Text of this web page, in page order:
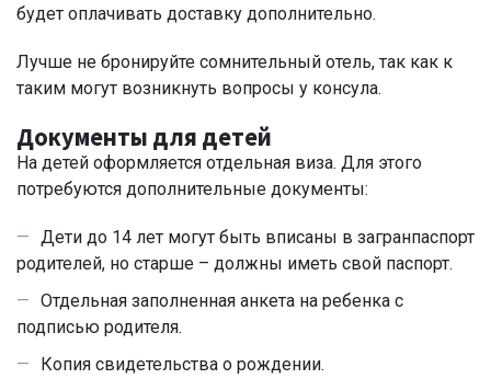
будет оплачивать доставку дополнительно.
Лучше не бронируйте сомнительный отель, так как к
таким могут возникнуть вопросы у консула.
Документы для детей
На детей оформляется отдельная виза. Для этого
потребуются дополнительные документы:
Дети до 14 лет могут быть вписаны в загранпаспорт
родителей, но старше – должны иметь свой паспорт.
Отдельная заполненная анкета на ребенка с
подписью родителя.
Копия свидетельства о рождении.